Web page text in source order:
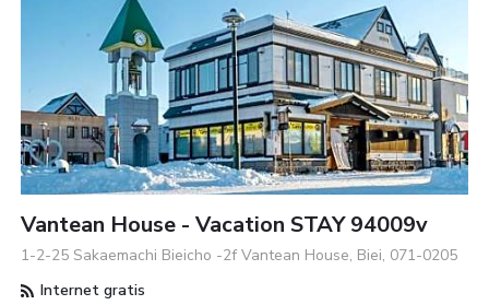
Vantean House - Vacation STAY 94009v
1-2-25 Sakaemachi Bieicho -2f Vantean House, Biei, 071-0205
Internet gratis